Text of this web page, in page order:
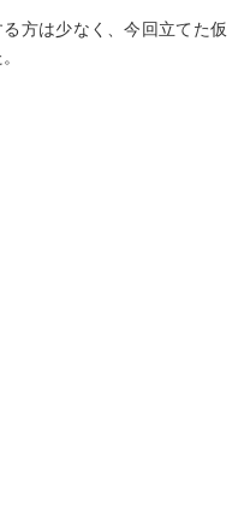
方は少なく、今回立てた仮